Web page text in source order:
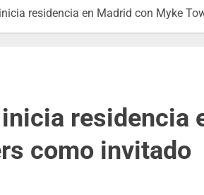
residencia en Madrid con Myke
residencia
como invitado